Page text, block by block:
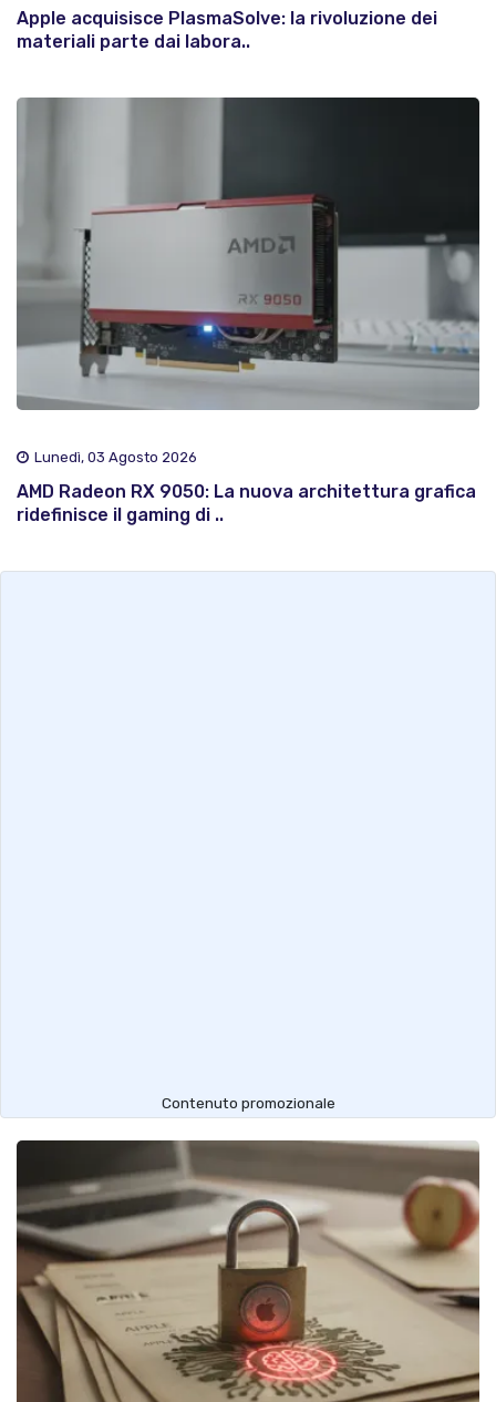
Apple acquisisce PlasmaSolve: la rivoluzione dei
materiali parte dai labora..
Lunedì, 03 Agosto 2026
AMD Radeon RX 9050: La nuova architettura grafica
ridefinisce il gaming di ..
Contenuto promozionale